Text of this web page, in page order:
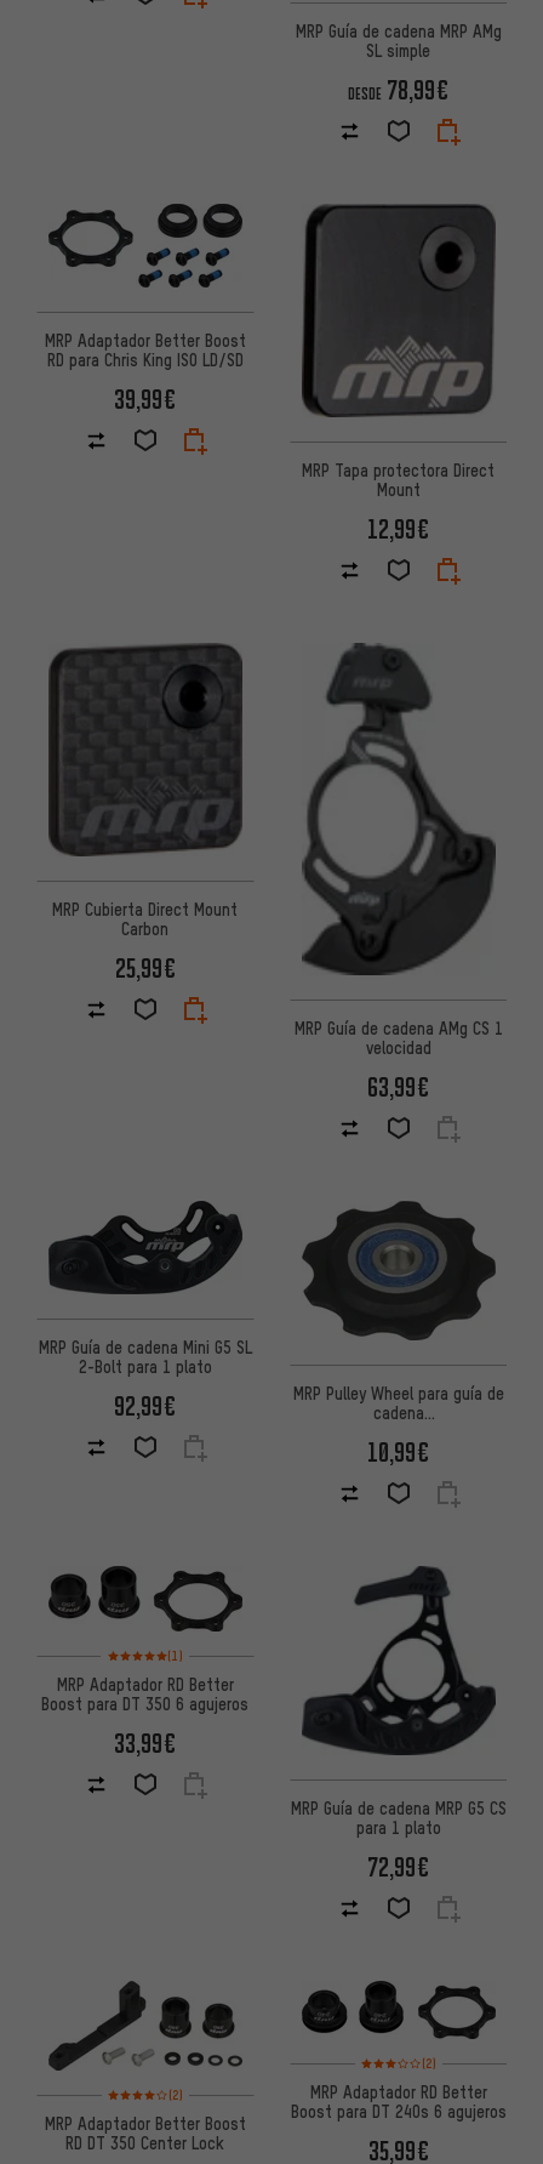
MRP Guía de cadena MRP AMg
SL simple
DESDE 78,99€
MRP Adaptador Better Boost
RD para Chris King ISO LD/SD
39,99€
MRP Tapa protectora Direct
Mount
12,99€
MRP Cubierta Direct Mount
Carbon
25,99€
MRP Guía de cadena AMg CS 1
velocidad
63,99€
MRP Guía de cadena Mini G5 SL
2-Bolt para 1 plato
92,99€
MRP Pulley Wheel para guía de
cadena
10,99€
Valoración media: 5 de 5 basada en 1 reseñas
(1)
MRP Adaptador RD Better
Boost para DT 350 6 agujeros
33,99€
MRP Guía de cadena MRP G5 CS
para 1 plato
72,99€
Valoración media: 4 de 5 basada en 2 reseñas
(2)
MRP Adaptador Better Boost
RD DT 350 Center Lock
Valoración media: 3 de 5
(2)
MRP Adaptador RD Better
Boost para DT 240s 6 agujeros
35,99€